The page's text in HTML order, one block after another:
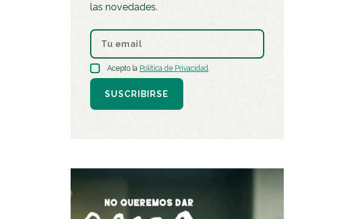
las novedades.
Acepto la Política de Privacidad.
SUSCRIBIRSE